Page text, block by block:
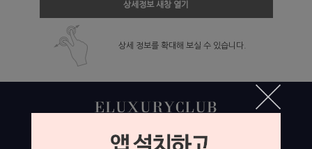
상세정보 새창 열기
상세 정보를 확대해 보실 수 있습니다.